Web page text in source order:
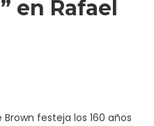
en Rafael
festeja los 160 años